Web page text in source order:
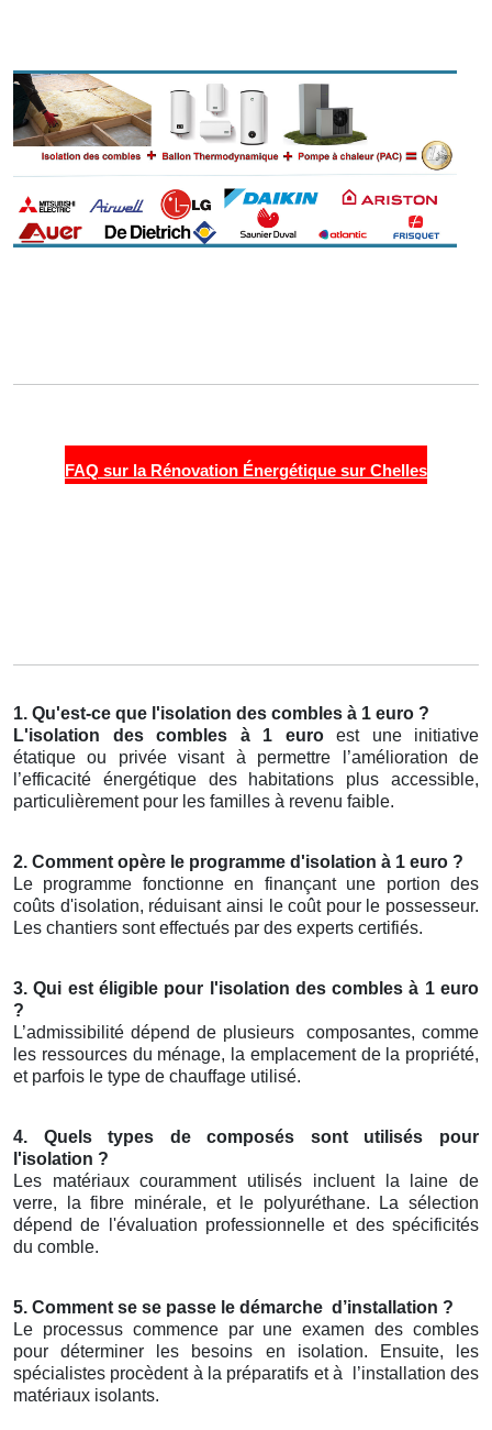
FAQ sur la Rénovation Énergétique sur Chelles
1. Qu'est-ce que l'isolation des combles à 1 euro ?
L'isolation des combles à 1 euroest une initiative
étatique ou privée visant à permettre l’amélioration de
l’efficacité énergétique des habitations plus accessible,
particulièrement pour les familles à revenu faible.
2. Comment opère le programme d'isolation à 1 euro ?
Le programme fonctionne en finançant une portion des
coûts d'isolation, réduisant ainsi le coût pour le possesseur.
Les chantiers sont effectués par des experts certifiés.
3. Qui est éligible pour l'isolation des combles à 1 euro
?
L’admissibilité dépend de plusieurs
composantes, comme
les ressources du ménage, la emplacement de la propriété,
et parfois le type de chauffage utilisé.
4. Quels types de composés sont utilisés pour
l'isolation ?
Les matériaux couramment utilisés incluent la laine de
verre, la fibre minérale, et le polyuréthane. La sélection
dépend de l'évaluation professionnelle et des spécificités
du comble.
5. Comment se se passe le démarche d’installation ?
Le processus commence par une examen des combles
pour déterminer les besoins en isolation. Ensuite, les
spécialistes procèdent à la préparatifs et à
l’installation des
matériaux isolants.